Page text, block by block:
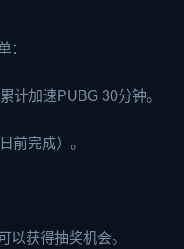
：
计加速PUBG 30分钟。
前完成）。
以获得抽奖机会。